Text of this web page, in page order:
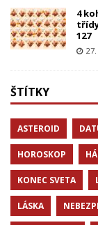
4
127
ŠTÍTKY
ASTEROID
HOROSKOP
KONEC SVETA
LÁSKA